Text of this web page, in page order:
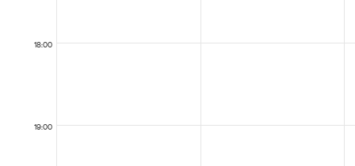
18:00
19:00